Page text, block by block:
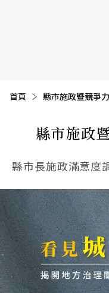
首頁 縣市施政暨競爭
縣市施政
縣市長施政滿意度